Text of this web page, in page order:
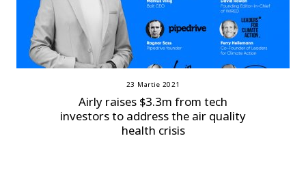
23 Martie 2021
Airly raises $3.3m from tech
investors to address the air quality
health crisis